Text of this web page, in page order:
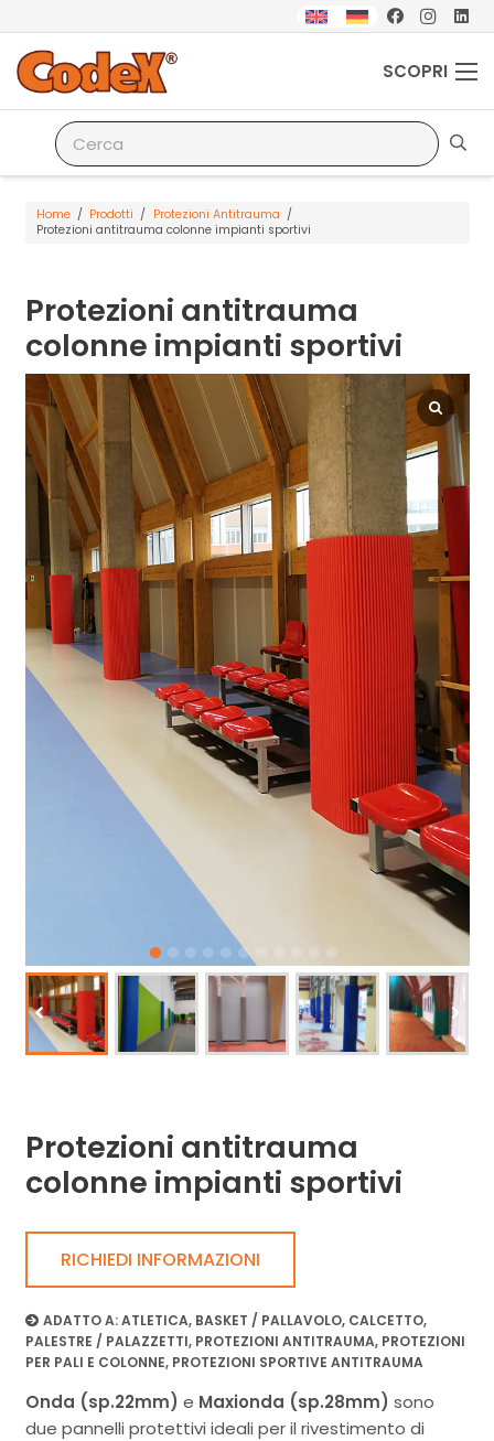
SCOPRI
Home / Prodotti / Protezioni Antitrauma /
Protezioni antitrauma colonne impianti sportivi
Protezioni antitrauma
colonne impianti sportivi
Protezioni antitrauma
colonne impianti sportivi
RICHIEDI INFORMAZIONI
ADATTO A:ATLETICA, BASKET / PALLAVOLO, CALCETTO,
PALESTRE / PALAZZETTI, PROTEZIONI ANTITRAUMA, PROTEZIONI
PER PALI E COLONNE, PROTEZIONI SPORTIVE ANTITRAUMA
Onda (sp.22mm) e Maxionda (sp.28mm) sono
due pannelli protettivi ideali per il rivestimento di